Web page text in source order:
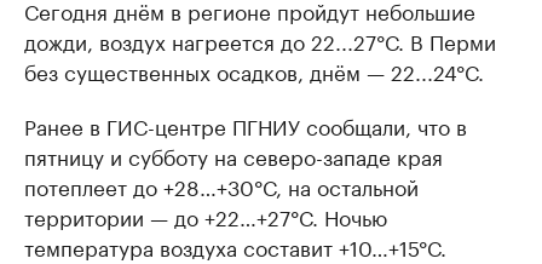
Сегодня днём в регионе пройдут небольшие
дожди, воздух нагреется до 22...27°С. В Перми
без существенных осадков, днём — 22...24°С.
Ранее в ГИС-центре ПГНИУ сообщали, что в
пятницу и субботу на северо-западе края
потеплеет до +28…+30°С, на остальной
территории — до +22…+27°С. Ночью
температура воздуха составит +10…+15°С.